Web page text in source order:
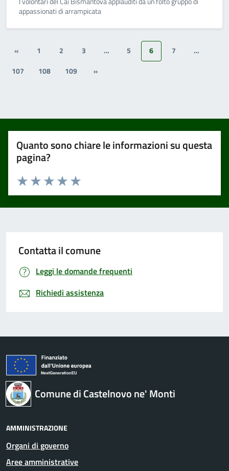
appassionati di arrampicata
« 1 2 3 … 5 6 7
…
107
108 109 »
Quanto sono chiare le informazioni su questa
pagina?
Valuta 5 stelle su 5
Valuta 4 stelle su 5
Valuta 3 stelle su 5
Valuta 2 stelle su 5
Valuta 1 stelle su 5
Contatta il comune
Leggi le domande frequenti
Richiedi assistenza
Comune di Castelnovo ne' Monti
AMMINISTRAZIONE
Organi di governo
Aree amministrative